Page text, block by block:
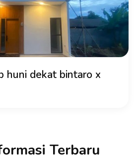
huni dekat bintaro x
Terbaru